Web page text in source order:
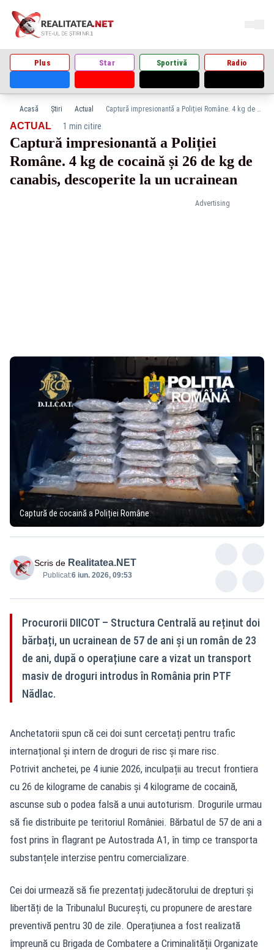
Plus Star Sportivă Radio
Acasă Știri Actual Captură impresionantă a Poliției Române. 4 kg de cocaină și 26 de kg de canabis, descoperite la un ucrainean
Advertising
ACTUAL· 1 min citire
Captură impresionantă a Poliției
Române. 4 kg de cocaină și 26 de kg de
canabis, descoperite la un ucrainean
Captură de cocaină a Poliției Române
Scris de Realitatea.NET
Publicat:6 iun. 2026, 09:53
Procurorii DIICOT – Structura Centrală au reținut doi
bărbați, un ucrainean de 57 de ani și un român de 23
de ani, după o operațiune care a vizat un transport
masiv de droguri introdus în România prin PTF
Nădlac.
Anchetatorii spun că cei doi sunt cercetați pentru trafic
internațional și intern de droguri de risc și mare risc.
Potrivit anchetei, pe 4 iunie 2026, inculpații au trecut frontiera
cu 26 de kilograme de canabis și 4 kilograme de cocaină,
ascunse sub o podea falsă a unui autoturism. Drogurile urmau
să fie distribuite pe teritoriul României. Bărbatul de 57 de ani a
fost prins în flagrant pe Autostrada A1, în timp ce transporta
substanțele interzise pentru comercializare.
Cei doi urmează să fie prezentați judecătorului de drepturi și
libertăți de la Tribunalul București, cu propunere de arestare
preventivă pentru 30 de zile. Operațiunea a fost realizată
împreună cu Brigada de Combatere a Criminalității Organizate